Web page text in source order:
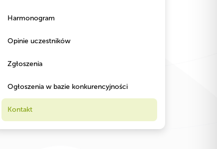
Harmonogram
Opinie uczestników
Zgłoszenia
Ogłoszenia w bazie konkurencyjności
Kontakt